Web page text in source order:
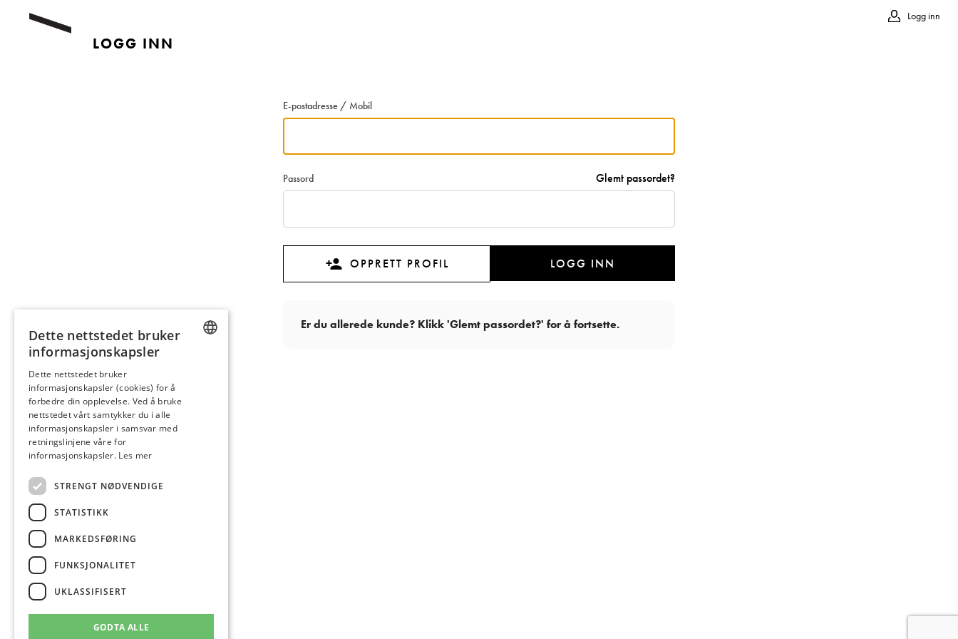
Gå tilbake
LOGG INN
Logg inn
E-postadresse / Mobil
Passord Glemt passordet?
OPPRETT PROFIL LOGG INN
Er du allerede kunde? Klikk 'Glemt passordet?' for å fortsette.
ENGLISH
Dette nettstedet bruker
informasjonskapsler
Dette nettstedet bruker
informasjonskapsler (cookies) for å
forbedre din opplevelse. Ved å bruke
nettstedet vårt samtykker du i alle
informasjonskapsler i samsvar med
retningslinjene våre for
informasjonskapsler. Les mer
STRENGT NØDVENDIGE
STATISTIKK
MARKEDSFØRING
FUNKSJONALITET
UKLASSIFISERT
GODTA ALLE